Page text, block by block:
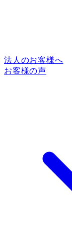
法人のお客様へ
お客様の声